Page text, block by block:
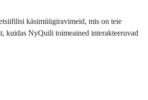
käsimüügiravimeid, mis on teie
kuidas NyQuili toimeained interakteeruvad